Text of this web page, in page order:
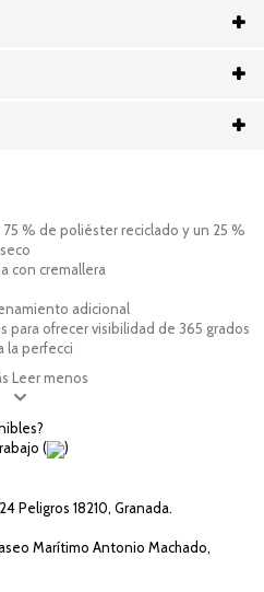
% de poliéster reciclado y un 25 %
con cremallera
adicional
para ofrecer visibilidad de 365 grados
la perfecci
Leer menos
(
)
Peligros 18210, Granada.
Marítimo Antonio Machado,